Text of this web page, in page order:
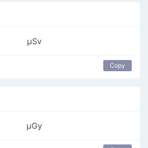
µSv
Copy
µGy